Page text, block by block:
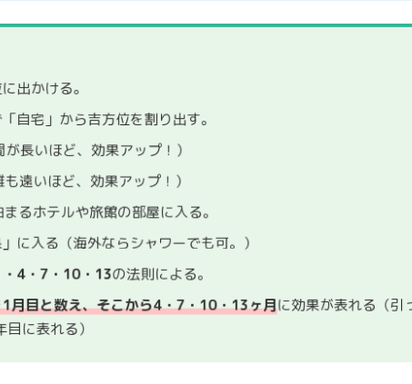
出かける。
自宅」から吉方位を割り出す。
長いほど、効果アップ！）
遠いほど、効果アップ！）
るホテルや旅館の部屋に入る。
に入る（海外ならシャワーでも可。）
・4・7・10・13の法則による。
1月目と数え、そこから4・7・10・13ヶ月に効果が表れる（引っ
に表れる）